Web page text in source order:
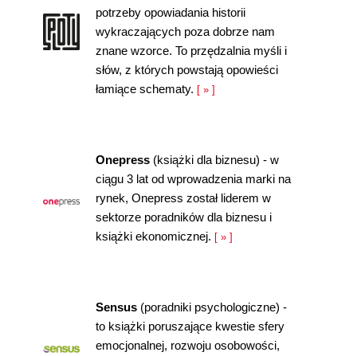
potrzeby opowiadania historii
wykraczających poza dobrze nam
znane wzorce. To przędzalnia myśli i
słów, z których powstają opowieści
łamiące schematy.
[ » ]
Onepress (książki dla biznesu) - w
ciągu 3 lat od wprowadzenia marki na
rynek, Onepress został liderem w
sektorze poradników dla biznesu i
książki ekonomicznej.
[ » ]
Sensus (poradniki psychologiczne) -
to książki poruszające kwestie sfery
emocjonalnej, rozwoju osobowości,